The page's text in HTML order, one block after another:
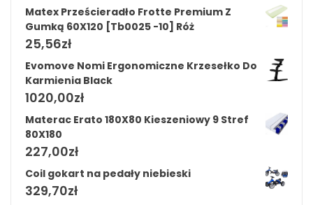
Matex Prześcieradło Frotte Premium Z
Gumką 60X120 [Tb0025 -10] Róż
25,56zł
Evomove Nomi Ergonomiczne Krzesełko Do
Karmienia Black
1020,00zł
Materac Erato 180X80 Kieszeniowy 9 Stref
80X180
227,00zł
Coil gokart na pedały niebieski
329,70zł